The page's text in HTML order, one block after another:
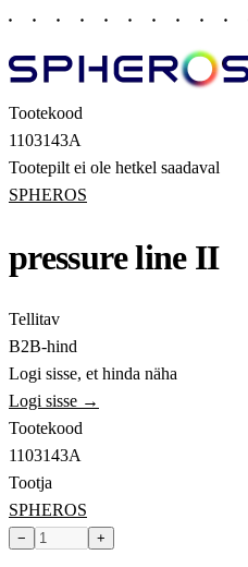
Tootekood
1103143A
Tootepilt ei ole hetkel saadaval
SPHEROS
pressure line II
Tellitav
B2B-hind
Logi sisse, et hinda näha
Logi sisse →
Tootekood
1103143A
Tootja
SPHEROS
− +